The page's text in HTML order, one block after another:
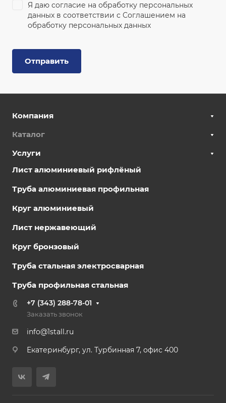
Я даю согласие на обработку персональных
данных в соответствии с Соглашением на
обработку персональных данных
Отправить
Компания
Каталог
Услуги
Лист алюминиевый рифлёный
Труба алюминиевая профильная
Круг алюминиевый
Лист нержавеющий
Круг бронзовый
Труба стальная электросварная
Труба профильная стальная
+7 (343) 288-78-01
Заказать звонок
info@1stall.ru
Екатеринбург, ул. Турбинная 7, офис 400